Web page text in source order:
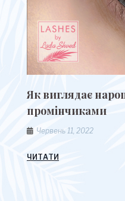
Як виглядає
промінчиками
Червень 11, 2022
ЧИТАТИ